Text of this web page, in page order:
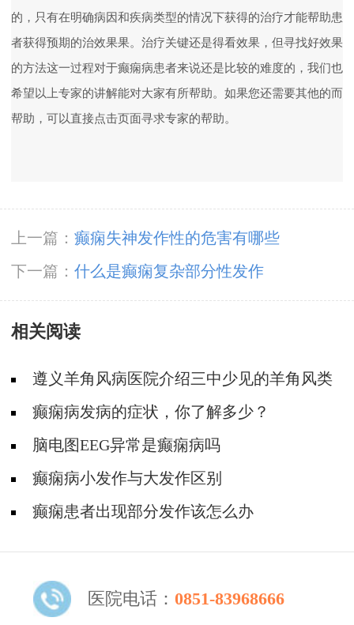
的，只有在明确病因和疾病类型的情况下获得的治疗才能帮助患
者获得预期的治效果果。治疗关键还是得看效果，但寻找好效果
的方法这一过程对于癫痫病患者来说还是比较的难度的，我们也
希望以上专家的讲解能对大家有所帮助。如果您还需要其他的而
帮助，可以直接点击页面寻求专家的帮助。
上一篇： 癫痫失神发作性的危害有哪些
下一篇： 什么是癫痫复杂部分性发作
相关阅读
遵义羊角风病医院介绍三中少见的羊角风类
型
癫痫病发病的症状，你了解多少？
脑电图EEG异常是癫痫病吗
癫痫病小发作与大发作区别
癫痫患者出现部分发作该怎么办
医院电话： 0851-83968666